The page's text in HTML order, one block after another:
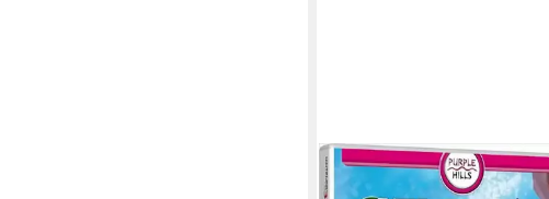
S.A.D.
Atlantic Quest